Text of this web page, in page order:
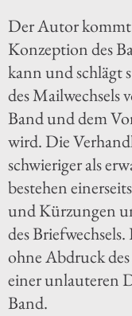
Der Autor kommt
Konzeption des
kann und schlägt
des Mailwechsels
Band und dem
wird. Die
schwieriger als
bestehen
und Kürzungen
des
ohne Abdruck
einer unlauteren
Band.